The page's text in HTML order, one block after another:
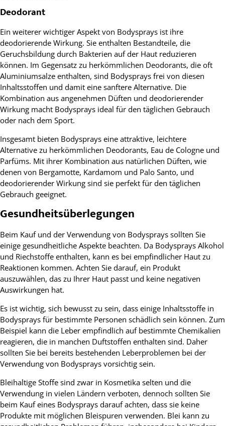
Deodorant
Ein weiterer wichtiger Aspekt von Bodysprays ist ihre
deodorierende Wirkung. Sie enthalten Bestandteile, die
Geruchsbildung durch Bakterien auf der Haut reduzieren
können. Im Gegensatz zu herkömmlichen Deodorants, die oft
Aluminiumsalze enthalten, sind Bodysprays frei von diesen
Inhaltsstoffen und damit eine sanftere Alternative. Die
Kombination aus angenehmen Düften und deodorierender
Wirkung macht Bodysprays ideal für den täglichen Gebrauch
oder nach dem Sport.
Insgesamt bieten Bodysprays eine attraktive, leichtere
Alternative zu herkömmlichen Deodorants, Eau de Cologne und
Parfüms. Mit ihrer Kombination aus natürlichen Düften, wie
denen von Bergamotte, Kardamom und Palo Santo, und
deodorierender Wirkung sind sie perfekt für den täglichen
Gebrauch geeignet.
Gesundheitsüberlegungen
Beim Kauf und der Verwendung von Bodysprays sollten Sie
einige gesundheitliche Aspekte beachten. Da Bodysprays Alkohol
und Riechstoffe enthalten, kann es bei empfindlicher Haut zu
Reaktionen kommen. Achten Sie darauf, ein Produkt
auszuwählen, das zu Ihrer Haut passt und keine negativen
Auswirkungen hat.
Es ist wichtig, sich bewusst zu sein, dass einige Inhaltsstoffe in
Bodysprays für bestimmte Personen schädlich sein können. Zum
Beispiel kann die Leber empfindlich auf bestimmte Chemikalien
reagieren, die in manchen Duftstoffen enthalten sind. Daher
sollten Sie bei bereits bestehenden Leberproblemen bei der
Verwendung von Bodysprays vorsichtig sein.
Bleihaltige Stoffe sind zwar in Kosmetika selten und die
Verwendung in vielen Ländern verboten, dennoch sollten Sie
beim Kauf eines Bodysprays darauf achten, dass sie keine
Produkte mit möglichen Bleispuren verwenden. Blei kann zu